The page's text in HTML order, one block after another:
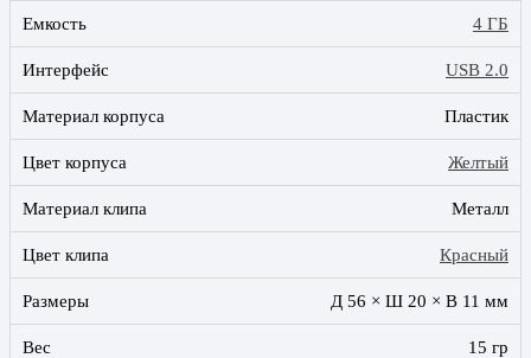
Емкость 4 ГБ
Интерфейс USB 2.0
Материал корпуса Пластик
Цвет корпуса Желтый
Материал клипа Металл
Цвет клипа Красный
Размеры Д 56 × Ш 20 × В 11 мм
Вес 15 гр